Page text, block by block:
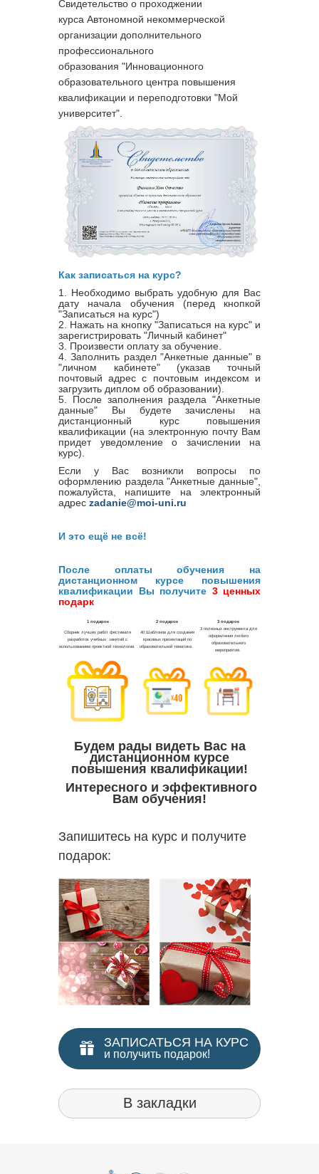
Свидетельство о проходжении
курса Автономной некоммерческой
организации дополнительного
профессионального
образования "Инновационного
образовательного центра повышения
квалификации и переподготовки "Мой
университет".
Как записаться на курс?
1. Необходимо выбрать удобную для Вас
дату начала обучения (перед кнопкой
"Записаться на курс")
2. Нажать на кнопку "Записаться на курс" и
зарегистрировать "Личный кабинет"
3. Произвести оплату за обучение.
4. Заполнить раздел "Анкетные данные" в
"личном кабинете" (указав точный
почтовый адрес с почтовым индексом и
загрузить диплом об образовании).
5. После заполнения раздела "Анкетные
данные" Вы будете зачислены на
дистанционный курс повышения
квалификации (на электронную почту Вам
придет уведомление о зачислении на
курс).
Если у Вас возникли вопросы по
оформлению раздела "Анкетные данные",
пожалуйста, напишите на электронный
адрес zadanie@moi-uni.ru
И это ещё не всё!
После оплаты обучения на
дистанционном курсе повышения
квалификации Вы получите 3 ценных
подарк
Будем рады видеть Вас на
дистанционном курсе
повышения квалификации!
Интересного и эффективного
Вам обучения!
Запишитесь на курс и получите
подарок:
ЗАПИСАТЬСЯ НА КУРС
и получить подарок!
В закладки